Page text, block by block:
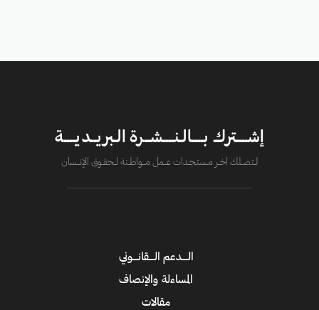
إشــــترك بــــالـنــــشــرة الـبريــديــــة
لــتصــلك آخــر مــستـجــدات عــــمل مــــواطــنة لـــحقــوق الإنــــسان
الــــدعم الــــقانــــوني
المساءلة والإنصاف
مقالات